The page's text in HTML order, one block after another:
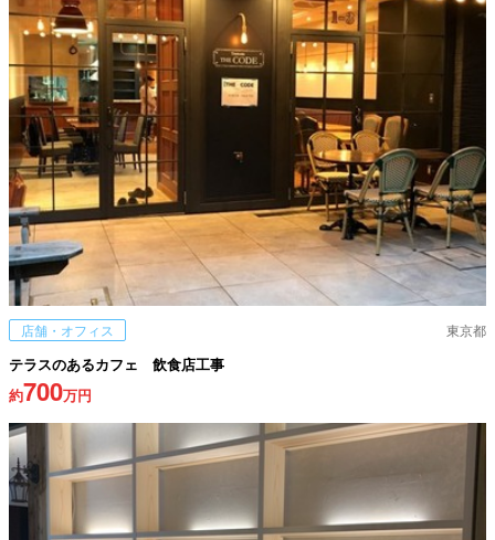
店舗・オフィス 東京都
テラスのあるカフェ 飲食店工事
約700万円